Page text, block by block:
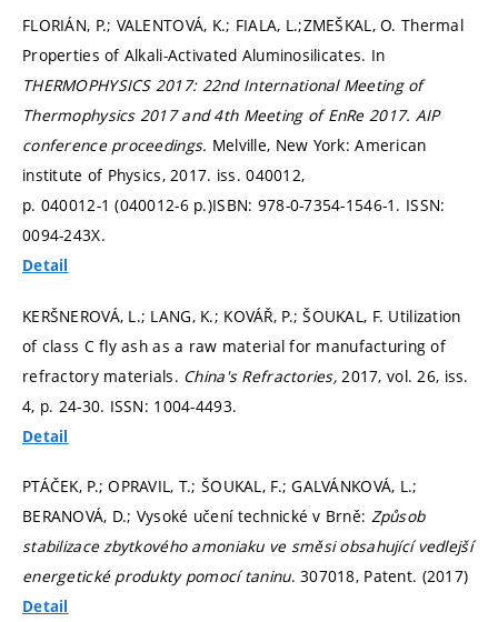
FLORIÁN, P.; VALENTOVÁ, K.; FIALA, L.;ZMEŠKAL, O. Thermal
Properties of Alkali-Activated Aluminosilicates. In
THERMOPHYSICS 2017: 22nd International Meeting of
Thermophysics 2017 and 4th Meeting of EnRe 2017. AIP
conference proceedings. Melville, New York: American
institute of Physics, 2017. iss. 040012,
p. 040012-1 (040012-6 p.)ISBN: 978-0-7354-1546-1. ISSN:
0094-243X.
Detail
KERŠNEROVÁ, L.; LANG, K.; KOVÁŘ, P.; ŠOUKAL, F. Utilization
of class C fly ash as a raw material for manufacturing of
refractory materials. China's Refractories, 2017, vol. 26, iss.
4, p. 24-30. ISSN: 1004-4493.
Detail
PTÁČEK, P.; OPRAVIL, T.; ŠOUKAL, F.; GALVÁNKOVÁ, L.;
BERANOVÁ, D.; Vysoké učení technické v Brně: Způsob
stabilizace zbytkového amoniaku ve směsi obsahující vedlejší
energetické produkty pomocí taninu. 307018, Patent. (2017)
Detail